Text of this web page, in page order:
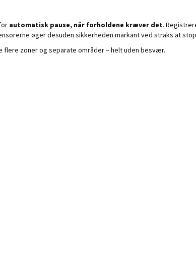
automatisk pause, når forholdene kræver det.
øger desuden sikkerheden markant ved straks at
zoner og separate områder – helt uden besvær.